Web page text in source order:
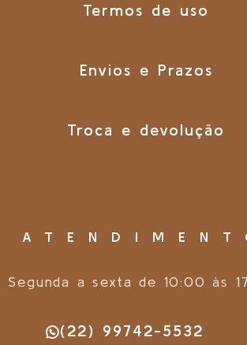
Termos de uso
Envios e Prazos
Troca e devolução
Segunda a sexta de 10:00 às
(22) 99742-5532